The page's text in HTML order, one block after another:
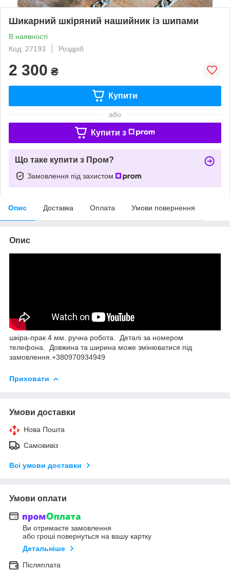
Шикарний шкіряний нашийник із шипами
В наявності
Код: 27193
Роздріб
2 300 ₴
Купити
або
Купити з
Що таке купити з Пром?
Замовлення під захистом
Опис Доставка Оплата Умови повернення
Опис
шкіра-прак 4 мм. ручна робота. Деталі за номером
телефона. Довжина та ширина може змінюватися під
замовлення.+380970934949
Приховати
Умови доставки
Нова Пошта
Самовивіз
Всі умови доставки
Умови оплати
Ви отримаєте замовлення
або гроші повернуться на вашу картку
Детальніше
Післяплата